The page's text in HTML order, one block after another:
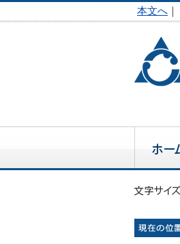
本文へ ｜